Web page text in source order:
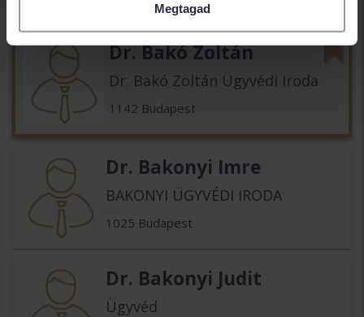
Megtagad
Dr. Bakó Zoltán
Dr. Bakó Zoltán Ügyvédi Iroda
1142 Budapest
Dr. Bakonyi Imre
BAKONYI ÜGYVÉDI IRODA
1025 Budapest
Dr. Bakonyi Judit
Ügyvéd